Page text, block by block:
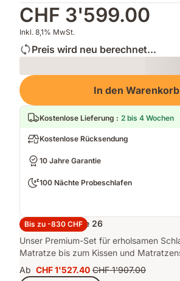
CHF 3'599.00
Inkl. 8,1% MwSt.
Preis wird neu berechnet...
Loading
In den Warenkorb
Kostenlose Lieferung : 2 bis 4 Wochen
Kostenlose Rücksendung
10 Jahre Garantie
100 Nächte Probeschlafen
Bis zu -830 CHF
Set Performance 26
Unser Premium-Set für erholsamen
Matratze bis zum Kissen und
Ab Preis
CHF 1'527.40Ursprünglicher
CHF 1'907.00